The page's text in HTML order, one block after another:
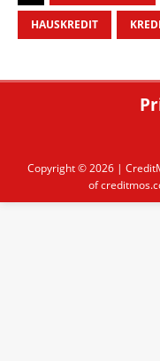
HAUSKREDIT
Copyright © 2026 |
of